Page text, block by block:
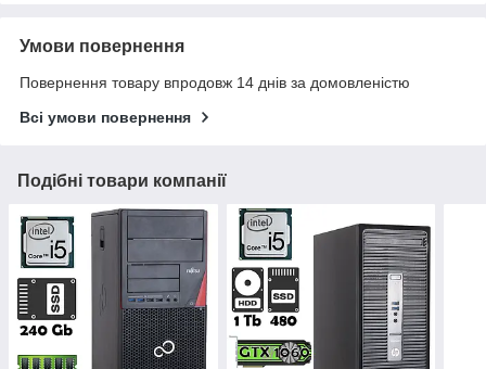
Умови повернення
Повернення товару впродовж 14 днів за домовленістю
Всі умови повернення
Подібні товари компанії